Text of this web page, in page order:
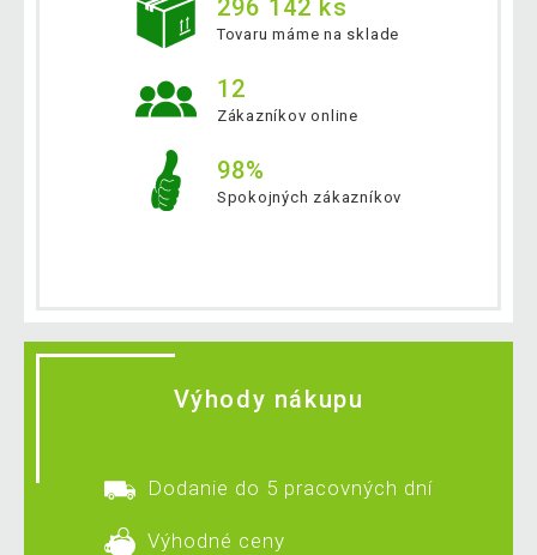
296 142 ks
Tovaru máme na sklade
12
Zákazníkov online
98%
Spokojných zákazníkov
Výhody nákupu
Dodanie do 5 pracovných dní
Výhodné ceny